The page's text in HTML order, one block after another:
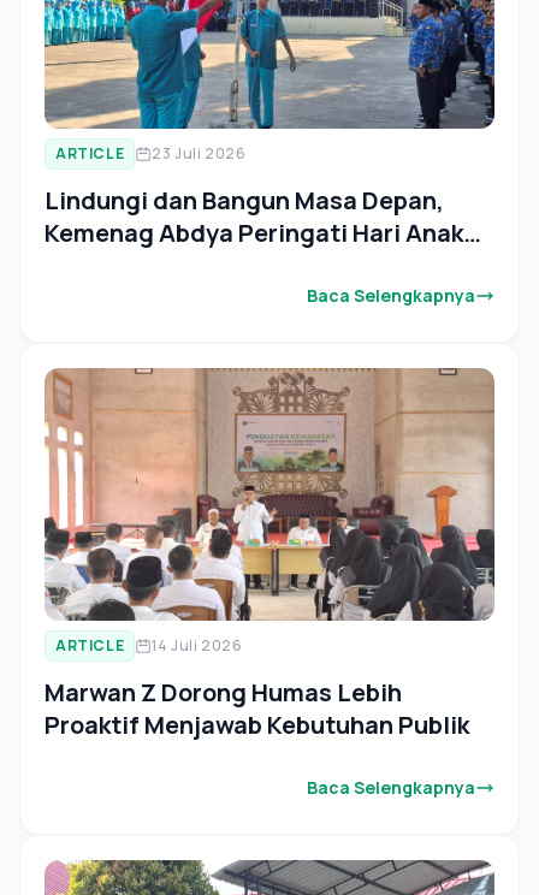
ARTICLE 23 Juli 2026
Lindungi dan Bangun Masa Depan,
Kemenag Abdya Peringati Hari Anak
Baca Selengkapnya
ARTICLE 14 Juli 2026
Marwan Z Dorong Humas Lebih
Proaktif Menjawab Kebutuhan Publik
Baca Selengkapnya